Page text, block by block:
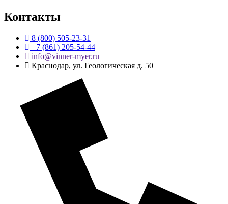
Контакты
8 (800) 505-23-31
+7 (861) 205-54-44
info@vinner-myer.ru
Краснодар, ул. Геологическая д. 50